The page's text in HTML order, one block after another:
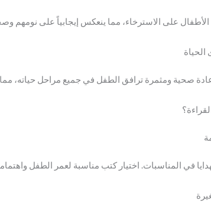
الأطفال على الاسترخاء، مما ينعكس إيجابياً على نومهم
صحية ومثمرة ترافق الطفل في جميع مراحل حياته،
في المناسبات. اختيار كتب مناسبة لعمر الطفل